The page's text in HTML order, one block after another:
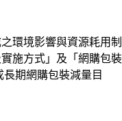
環境影響與資源耗用制
施方式」及「網購包裝
期網購包裝減量目